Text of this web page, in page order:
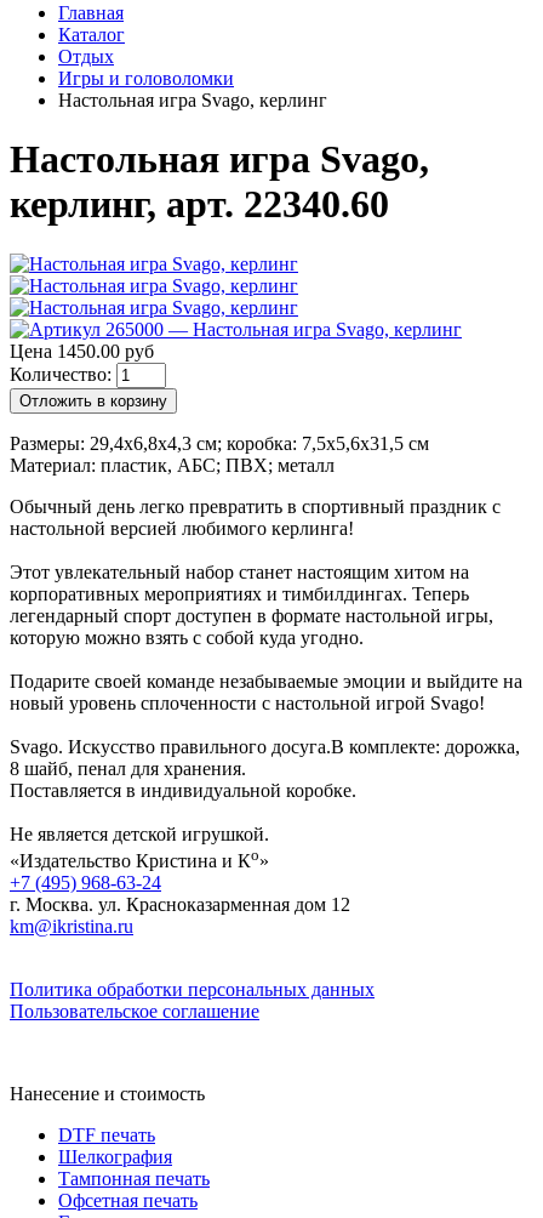
Главная
Каталог
Отдых
Игры и головоломки
Настольная игра Svago, керлинг
Настольная игра Svago,
керлинг, арт. 22340.60
Цена 1450.00 руб
Количество:
Отложить в корзину
Размеры: 29,4x6,8x4,3 см; коробка: 7,5x5,6x31,5 см
Материал: пластик, АБС; ПВХ; металл
Обычный день легко превратить в спортивный праздник с
настольной версией любимого керлинга!
Этот увлекательный набор станет настоящим хитом на
корпоративных мероприятиях и тимбилдингах. Теперь
легендарный спорт доступен в формате настольной игры,
которую можно взять с собой куда угодно.
Подарите своей команде незабываемые эмоции и выйдите на
новый уровень сплоченности с настольной игрой Svago!
Svago. Искусство правильного досуга.В комплекте: дорожка,
8 шайб, пенал для хранения.
Поставляется в индивидуальной коробке.
Не является детской игрушкой.
«Издательство Кристина и Ко»
+7 (495) 968-63-24
г. Москва. ул. Красноказарменная дом 12
km@ikristina.ru
Политика обработки персональных данных
Пользовательское соглашение
Нанесение и стоимость
DTF печать
Шелкография
Тампонная печать
Офсетная печать